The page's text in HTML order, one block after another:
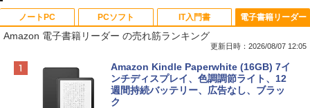
ノートPC
Apple 2026 MacBook Neo A18 Proチッ
プ搭載13インチノートブック：AIとAppl
e Intelligence、Liquid Retinaディスプ
レイ、8GBメモリ、512GB SSD、1080p
PCソフト
Robloxギフトカード - 800 Robux 【限
定バーチャルアイテムを含む】 【オンラ
インゲームコード】 ロブロックス | オン
ラインコード版
IT入門書
生成AIパスポート公式テキスト 第４版
￥1,766
電子書籍リーダー
Amazon 電子書籍リーダー の売れ筋ランキング
更新日時：2026/08/07 12:05
Amazon Kindle Paperwhite (16GB) 7イ
ンチディスプレイ、色調調節ライト、12
週間持続バッテリー、広告なし、ブラッ
ク